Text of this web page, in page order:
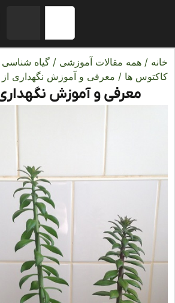
/همه مقالات آموزشی/گیاه شناسی/
ها/ معرفی و آموزش نگهداری از
معرفی و آموزش نگهداری